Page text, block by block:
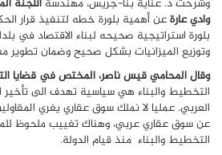
وشرحت د. عناية بنا-جريس، مهندسة اللجنة
وادي عارة
بلورة استراتيجية صحيحه لبناء الاقتصاد في
وتوزيع الميزانيات بشكل صحيح وضمان تطوير
وقال المحامي قيس ناصر، المختص في قضايا
التخطيط والبناء هي سياسية تهدف الى تأخير
العربي. عمليا لا نملك سوق عقاري يغري
عن سوق عقاري عربي، وهناك تغييب ملحوظ
التخطيط والبناء منذ قيام الدولة.